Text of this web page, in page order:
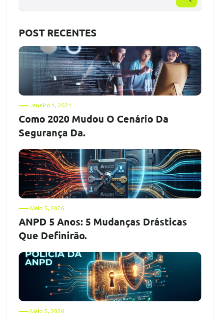
POST RECENTES
Janeiro 1, 2021
Como 2020 Mudou O Cenário Da
Segurança Da.
Maio 5, 2026
ANPD 5 Anos: 5 Mudanças Drásticas
Que Definirão.
Maio 5, 2026